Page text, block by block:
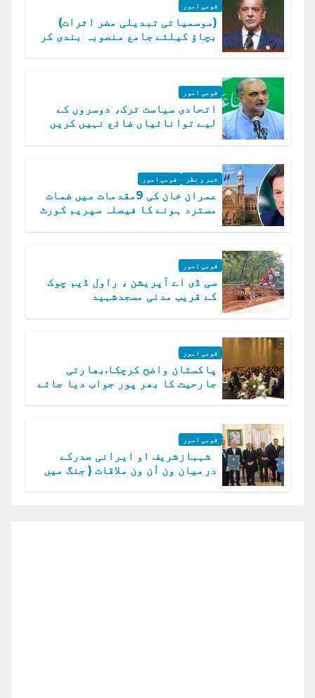
قومی امور
(موسمیاتی تبدیلی مضر اثرات)
بچاؤ کیلئے جامع منصوبہ بندی کر
قومی امور
اتحادی سیاست ترک، دوسروں کے
لیے توانائیاں ضائع نہیں کریں
خبر و نظر قومی امور
عمران خان کی 9مقدمات میں ضمات
مسترد ہونے کا فیصلہ سپریم کورٹ
قومی امور
سی ڈی اے آپریشن ، راول ڈیم چوک
کے قریب مدنی مسجدشہید
قومی امور
پاکستان واضح کرچکا.بھارتی
جارحیت کا بھر پور جواب دیا جائے
قومی امور
شہبازشریف او ایرانی صدرکے
درمیان ون آن ون ملاقات ( جنگ میں